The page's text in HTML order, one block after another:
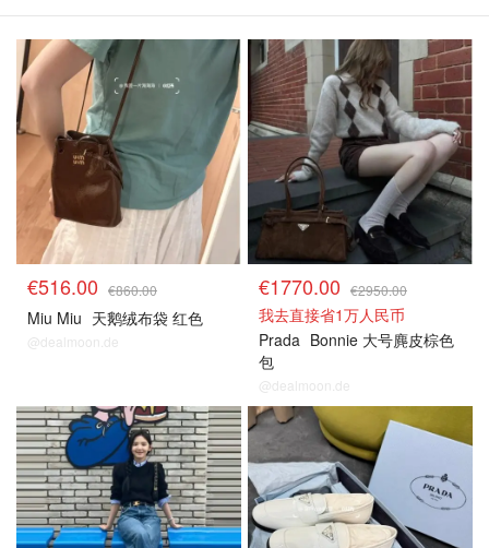
€516.00 €860.00
Miu Miu 天鹅绒布袋 红色
@dealmoon.de
€1770.00 €2950.00
我去直接省1万人民币
Prada Bonnie 大号麂皮棕色
包
@dealmoon.de